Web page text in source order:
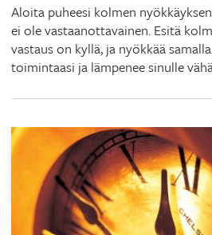
Aloita puheesi kolmen
ei ole vastaanottavainen. Esitä
vastaus on kyllä, ja nyökkää
toimintaasi ja lämpenee sinulle